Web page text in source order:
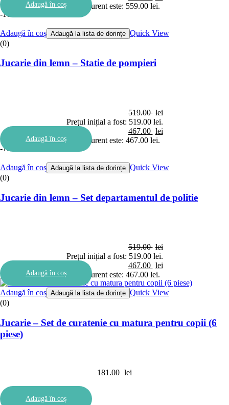
Prețul curent este: 559.00 lei.
Adaugă în coș
-10%
Adaugă în coș Adaugă la lista de dorințe Quick View
(0)
Jucarie din lemn – Statie de pompieri
519.00 lei
Prețul inițial a fost: 519.00 lei.
467.00 lei
Prețul curent este: 467.00 lei.
Adaugă în coș
-10%
Adaugă în coș Adaugă la lista de dorințe Quick View
(0)
Jucarie din lemn – Set departamentul de politie
519.00 lei
Prețul inițial a fost: 519.00 lei.
467.00 lei
Prețul curent este: 467.00 lei.
Adaugă în coș
Adaugă în coș Adaugă la lista de dorințe Quick View
(0)
Jucarie – Set de curatenie cu matura pentru copii (6
piese)
181.00 lei
Adaugă în coș